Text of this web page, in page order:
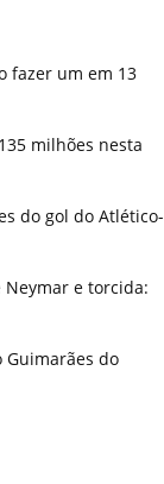
fazer um em 13
milhões nesta
do gol do Atlético-
e torcida:
Guimarães do